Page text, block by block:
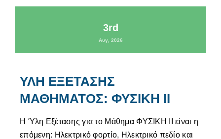
3rd
Αυγ, 2026
ΥΛΗ ΕΞΕΤΑΣΗΣ
ΜΑΘΗΜΑΤΟΣ: ΦΥΣΙΚΗ ΙΙ
Η Ύλη Εξέτασης για το Μάθημα ΦΥΣΙΚΗ ΙΙ είναι η
επόμενη: Ηλεκτρικό φορτίο, Ηλεκτρικό πεδίο και